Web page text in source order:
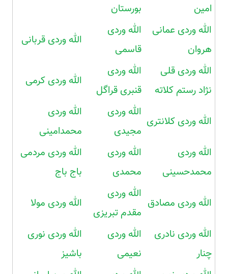
امین
بورستان
الله وردی عمانی
هروان
الله وردی
قاسمی
الله وردی قربانی
الله وردی قلی
نژاد رستم کلاته
الله وردی
قنبری قراگل
الله وردی کرمی
الله وردی کلانتری
الله وردی
مجیدی
الله وردی
محمدامینی
الله وردی
محمدحسینی
الله وردی
محمدی
الله وردی مردمی
باج باج
الله وردی مصادق
الله وردی
مقدم تبریزی
الله وردی مولا
الله وردی نادری
چنار
الله وردی
نعیمی
الله وردی نوری
باشیز